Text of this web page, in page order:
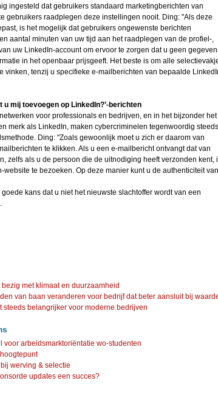
ingesteld dat gebruikers standaard marketingberichten van
gebruikers raadplegen deze instellingen nooit. Ding: "Als deze
is het mogelijk dat gebruikers ongewenste berichten
aantal minuten van uw tijd aan het raadplegen van de profiel-,
uw LinkedIn-account om ervoor te zorgen dat u geen
in het openbaar prijsgeeft. Het beste is om alle
vinken, tenzij u specifieke e-mailberichten van bepaalde
u mij toevoegen op LinkedIn?’-berichten
voor professionals en bedrijven, en in het bijzonder het
merk als LinkedIn, maken cybercriminelen tegenwoordig steeds
Ding: "Zoals gewoonlijk moet u zich er daarom van
te klikken. Als u een e-mailbericht ontvangt dat van
zelfs als u de persoon die de uitnodiging heeft verzonden kent,
website te bezoeken. Op deze manier kunt u de authenticiteit van
kans dat u niet het nieuwste slachtoffer wordt van een
met klimaat en duurzaamheid
van baan veranderen voor bedrijf dat beter aansluit bij
steeds belangrijker voor moderne bedrijven
voor arbeidsmarktoriëntatie wo-studenten
werving & selectie
updates een succes?